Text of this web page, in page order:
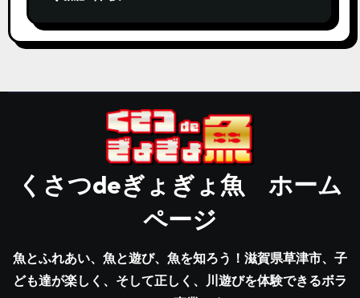
くさつdeぎょぎょ魚 ホーム
ページ
魚とふれあい、魚と遊び、魚を知ろう！滋賀県草津市、子
ども達が楽しく、そして正しく、川遊びを体験できるボラ